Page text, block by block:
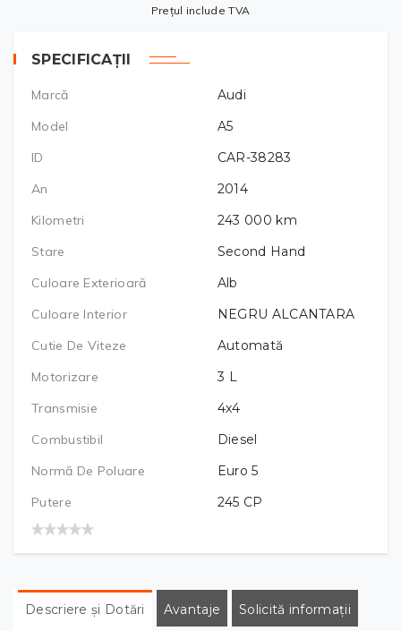
Prețul include TVA
SPECIFICAȚII
Marcă
Audi
Model
A5
ID
CAR-38283
An
2014
Kilometri
243 000 km
Stare
Second Hand
Culoare Exterioară
Alb
Culoare Interior
NEGRU ALCANTARA
Cutie De Viteze
Automată
Motorizare
3 L
Transmisie
4x4
Combustibil
Diesel
Normă De Poluare
Euro 5
Putere
245 CP
Descriere și Dotări Avantaje Solicită informații